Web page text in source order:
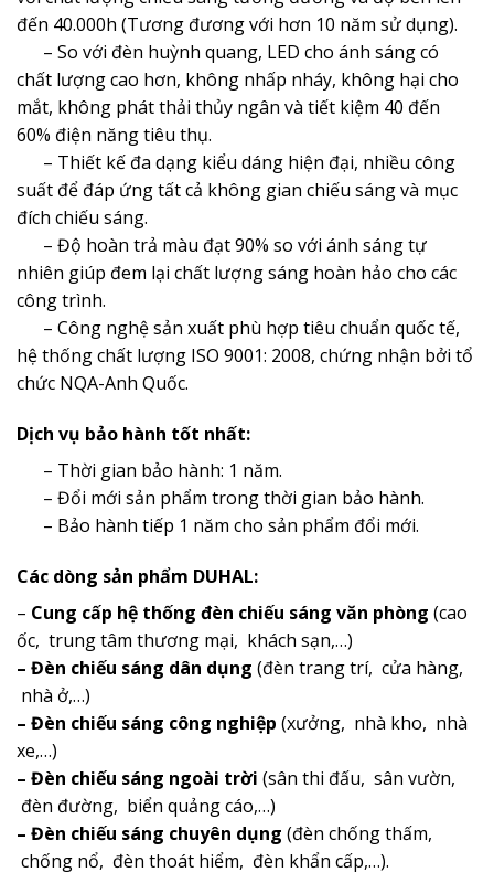
đến 40.000h (Tương đương với hơn 10 năm sử dụng).
– So với đèn huỳnh quang, LED cho ánh sáng có
chất lượng cao hơn, không nhấp nháy, không hại cho
mắt, không phát thải thủy ngân và tiết kiệm 40 đến
60% điện năng tiêu thụ.
– Thiết kế đa dạng kiểu dáng hiện đại, nhiều công
suất để đáp ứng tất cả không gian chiếu sáng và mục
đích chiếu sáng.
– Độ hoàn trả màu đạt 90% so với ánh sáng tự
nhiên giúp đem lại chất lượng sáng hoàn hảo cho các
công trình.
– Công nghệ sản xuất phù hợp tiêu chuẩn quốc tế,
hệ thống chất lượng ISO 9001: 2008, chứng nhận bởi tổ
chức NQA-Anh Quốc.
Dịch vụ bảo hành tốt nhất:
– Thời gian bảo hành: 1 năm.
– Đổi mới sản phẩm trong thời gian bảo hành.
– Bảo hành tiếp 1 năm cho sản phẩm đổi mới.
Các dòng sản phẩm DUHAL:
– Cung cấp hệ thống đèn chiếu sáng văn phòng (cao
ốc, trung tâm thương mại, khách sạn,…)
– Đèn chiếu sáng dân dụng (đèn trang trí, cửa hàng,
nhà ở,…)
– Đèn chiếu sáng công nghiệp (xưởng, nhà kho, nhà
xe,…)
– Đèn chiếu sáng ngoài trời (sân thi đấu, sân vườn,
đèn đường, biển quảng cáo,…)
– Đèn chiếu sáng chuyên dụng (đèn chống thấm,
chống nổ, đèn thoát hiểm, đèn khẩn cấp,…).